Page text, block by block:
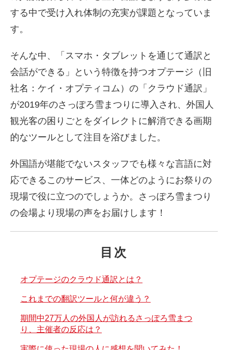
する中で受け入れ体制の充実が課題となっていま
す。
そんな中、「スマホ・タブレットを通じて通訳と
会話ができる」という特徴を持つオプテージ（旧
社名：ケイ・オプティコム）の「クラウド通訳」
が2019年のさっぽろ雪まつりに導入され、外国人
観光客の困りごとをダイレクトに解消できる画期
的なツールとして注目を浴びました。
外国語が堪能でないスタッフでも様々な言語に対
応できるこのサービス、一体どのようにお祭りの
現場で役に立つのでしょうか。さっぽろ雪まつり
の会場より現場の声をお届けします！
目次
オプテージのクラウド通訳とは？
これまでの翻訳ツールと何が違う？
期間中27万人の外国人が訪れるさっぽろ雪まつ
り、主催者の反応は？